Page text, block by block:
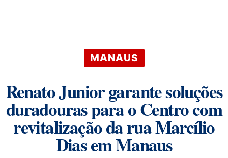
MANAUS
Renato Junior garante soluções
duradouras para o Centro com
revitalização da rua Marcílio
Dias em Manaus